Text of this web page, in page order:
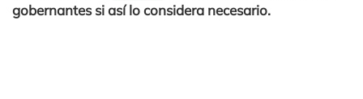
gobernantes si así lo considera necesario.